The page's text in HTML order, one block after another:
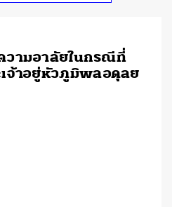
วามอาลัยในกรณีที่
จ้าอยู่หัวภูมิพลอดุลย